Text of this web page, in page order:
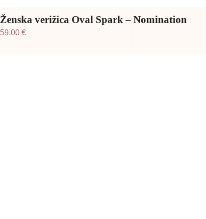
Ženska verižica Oval Spark – Nomination
59,00 €